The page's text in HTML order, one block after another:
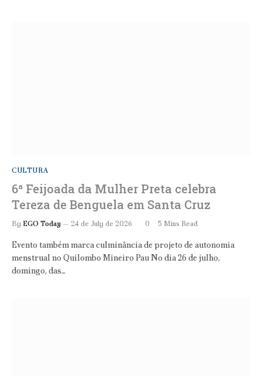
CULTURA
6ª Feijoada da Mulher Preta celebra
Tereza de Benguela em Santa Cruz
By EGO Today 24 de July de 2026 0 5 Mins Read
Evento também marca culminância de projeto de autonomia
menstrual no Quilombo Mineiro Pau No dia 26 de julho,
domingo, das…